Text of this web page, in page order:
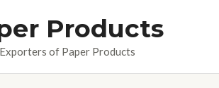
Products
of Paper Products